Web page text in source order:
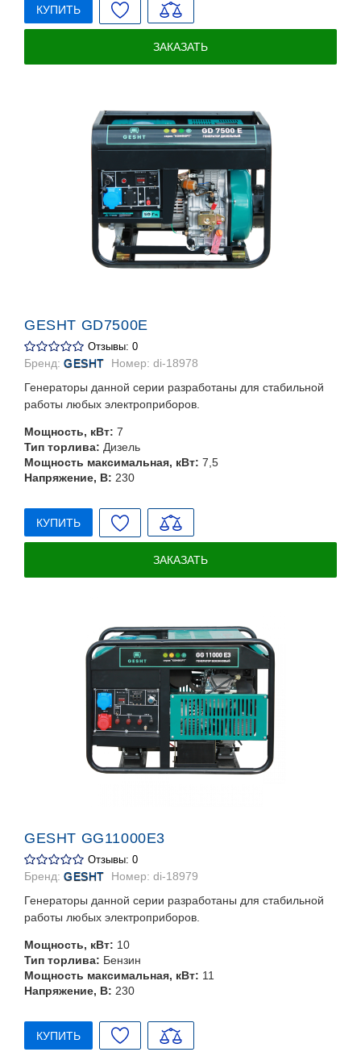
КУПИТЬ
ЗАКАЗАТЬ
GESHT GD7500E
Отзывы: 0
Бренд: GESHT Номер: di-18978
Генераторы данной серии разработаны для стабильной
работы любых электроприборов.
Мощность, кВт: 7
Тип торлива: Дизель
Мощность максимальная, кВт: 7,5
Напряжение, В: 230
КУПИТЬ
ЗАКАЗАТЬ
GESHT GG11000Е3
Отзывы: 0
Бренд: GESHT Номер: di-18979
Генераторы данной серии разработаны для стабильной
работы любых электроприборов.
Мощность, кВт: 10
Тип торлива: Бензин
Мощность максимальная, кВт: 11
Напряжение, В: 230
КУПИТЬ